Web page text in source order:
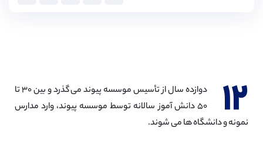
۱۲
دوازده سال از تأسیس موسسه پیوند می گذرد و بین ۳۰ تا
۵۰ دانش آموز سالانه توسط موسسه پیوند، وارد مدارس
نمونه و دانشگاه ها می شوند.